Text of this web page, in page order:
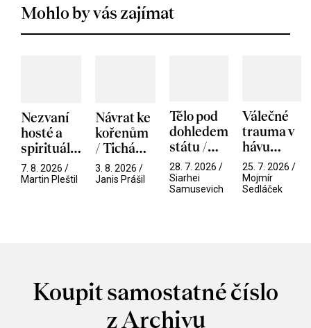
Mohlo by vás zajímat
Nezvaní
hosté a
spirituální
narušitelé
z vesmíru
7. 8. 2026 /
Martin Pleštil
Návrat ke
kořenům
/ Tichá
přítelkyně
3. 8. 2026 /
Janis Prášil
Tělo pod
dohledem
státu /
Pramen
28. 7. 2026 /
Siarhei
Samusevich
Válečné
trauma v
hávu
spektáklu
/ Odyssea
25. 7. 2026 /
Mojmír
Sedláček
Koupit samostatné číslo
z Archivu